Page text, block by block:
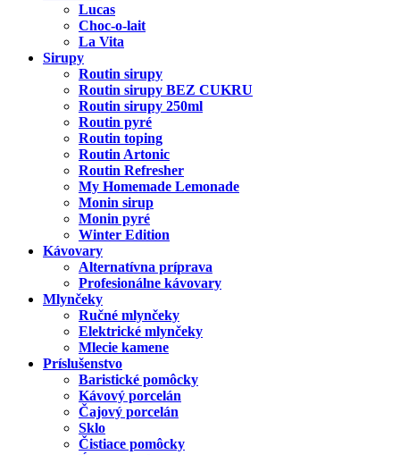
Lucas
Choc-o-lait
La Vita
Sirupy
Routin sirupy
Routin sirupy BEZ CUKRU
Routin sirupy 250ml
Routin pyré
Routin toping
Routin Artonic
Routin Refresher
My Homemade Lemonade
Monin sirup
Monin pyré
Winter Edition
Kávovary
Alternatívna príprava
Profesionálne kávovary
Mlynčeky
Ručné mlynčeky
Elektrické mlynčeky
Mlecie kamene
Príslušenstvo
Baristické pomôcky
Kávový porcelán
Čajový porcelán
Sklo
Čistiace pomôcky